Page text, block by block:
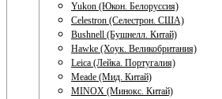
Yukon (Юкон. Белоруссия)
Celestron (Селестрон. США)
Bushnell (Бушнелл. Китай)
Hawke (Хоук. Великобритания)
Leica (Лейка. Португалия)
Meade (Мид. Китай)
MINOX (Минокс. Китай)